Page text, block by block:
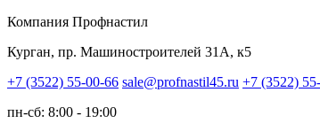
Компания Профнастил
Курган, пр. Машиностроителей 31А, к5
+7 (3522) 55-00-66 sale@profnastil45.ru +7 (3522)
пн-сб: 8:00 - 19:00